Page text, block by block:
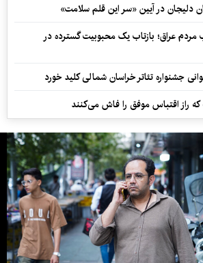
مردم عراق؛ بازتاب یک محبوبیت گسترده در
جشنواره تئاتر خراسان شمالی کلید خورد
راز اقتباس موفق را فاش می‌کنند